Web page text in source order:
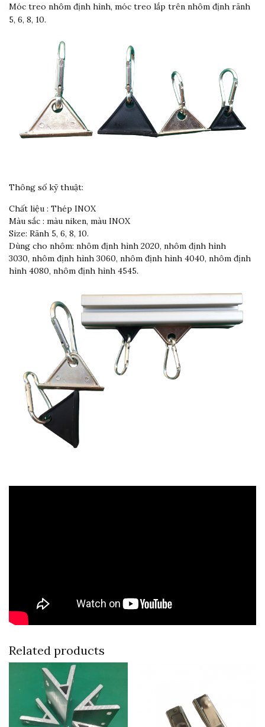
Móc treo nhôm định hình, móc treo lắp trên nhôm định rãnh
5, 6, 8, 10.
Thông số kỹ thuật:
Chất liệu : Thép INOX
Màu sắc : màu niken, màu INOX
Size: Rãnh 5, 6, 8, 10.
Dùng cho nhôm: nhôm định hình 2020, nhôm định hình
3030, nhôm định hình 3060, nhôm định hình 4040, nhôm định
hình 4080, nhôm định hình 4545.
Related products